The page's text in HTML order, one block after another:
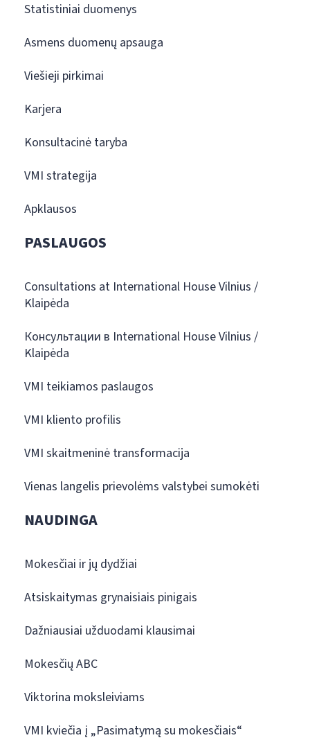
Statistiniai duomenys
Asmens duomenų apsauga
Viešieji pirkimai
Karjera
Konsultacinė taryba
VMI strategija
Apklausos
PASLAUGOS
Consultations at International House Vilnius /
Klaipėda
Консультации в International House Vilnius /
Klaipėda
VMI teikiamos paslaugos
VMI kliento profilis
VMI skaitmeninė transformacija
Vienas langelis prievolėms valstybei sumokėti
NAUDINGA
Mokesčiai ir jų dydžiai
Atsiskaitymas grynaisiais pinigais
Dažniausiai užduodami klausimai
Mokesčių ABC
Viktorina moksleiviams
VMI kviečia į „Pasimatymą su mokesčiais“